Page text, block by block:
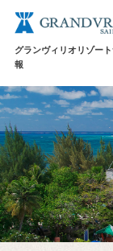
グランヴィリオリゾー
報